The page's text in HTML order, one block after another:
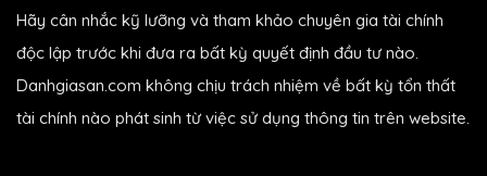
Hãy cân nhắc kỹ lưỡng và tham khảo chuyên gia tài chính
độc lập trước khi đưa ra bất kỳ quyết định đầu tư nào.
Danhgiasan.com không chịu trách nhiệm về bất kỳ tổn thất
tài chính nào phát sinh từ việc sử dụng thông tin trên website.